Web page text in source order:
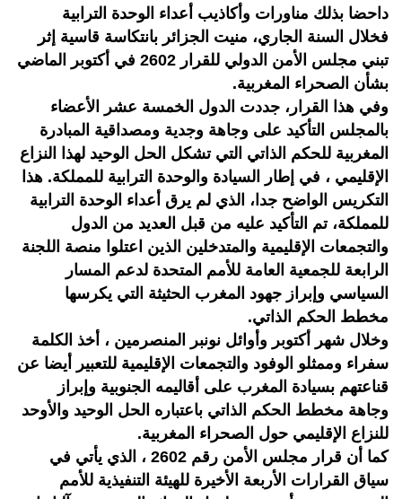
داحضا بذلك مناورات وأكاذيب أعداء الوحدة الترابية
فخلال السنة الجاري، منيت الجزائر بانتكاسة قاسية إثر
تبني مجلس الأمن الدولي للقرار 2602 في أكتوبر الماضي
بشأن الصحراء المغربية.
وفي هذا القرار، جددت الدول الخمسة عشر الأعضاء
بالمجلس التأكيد على وجاهة وجدية ومصداقية المبادرة
المغربية للحكم الذاتي التي تشكل الحل الوحيد لهذا النزاع
الإقليمي ، في إطار السيادة والوحدة الترابية للمملكة. هذا
التكريس الواضح جدا، الذي لم يرق أعداء الوحدة الترابية
للمملكة، تم التأكيد عليه من قبل العديد من الدول
والتجمعات الإقليمية والمتدخلين الذين اعتلوا منصة اللجنة
الرابعة للجمعية العامة للأمم المتحدة لدعم المسار
السياسي وإبراز جهود المغرب الحثيثة التي يكرسها
مخطط الحكم الذاتي.
وخلال شهر أكتوبر وأوائل نونبر المنصرمين ، أخذ الكلمة
سفراء وممثلو الوفود والتجمعات الإقليمية للتعبير أيضا عن
قناعتهم بسيادة المغرب على أقاليمه الجنوبية وإبراز
وجاهة مخطط الحكم الذاتي باعتباره الحل الوحيد والأوحد
للنزاع الإقليمي حول الصحراء المغربية.
كما أن قرار مجلس الأمن رقم 2602 ، الذي يأتي في
سياق القرارات الأربعة الأخيرة للهيئة التنفيذية للأمم